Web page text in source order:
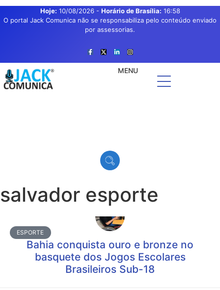
Hoje: 10/08/2026- Horário de Brasília: 16:58
O portal Jack Comunica não se responsabiliza pelo conteúdo enviado
por assessorias.
MENU
salvador esporte
ESPORTE
Bahia conquista ouro e bronze no
basquete dos Jogos Escolares
Brasileiros Sub-18